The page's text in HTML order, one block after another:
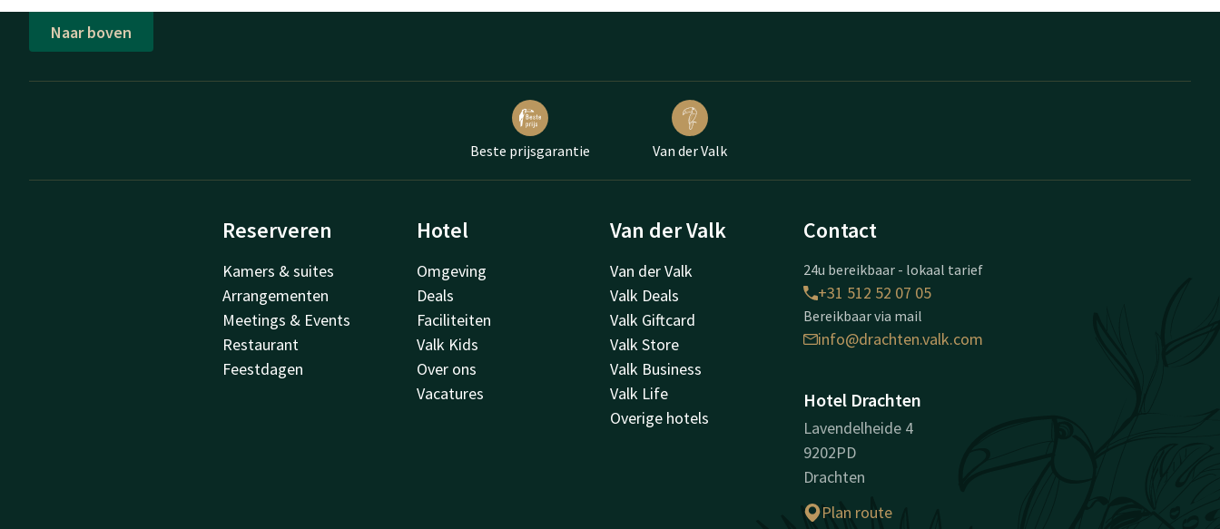
Naar boven
Beste prijsgarantie Van der Valk
Reserveren
Kamers & suites
Arrangementen
Meetings & Events
Restaurant
Feestdagen
Hotel
Omgeving
Deals
Faciliteiten
Valk Kids
Over ons
Vacatures
Van der Valk
Van der Valk
Valk Deals
Valk Giftcard
Valk Store
Valk Business
Valk Life
Overige hotels
Contact
24u bereikbaar - lokaal tarief
+31 512 52 07 05
Bereikbaar via mail
info@drachten.valk.com
Hotel Drachten
Lavendelheide 4
9202PD
Drachten
Plan route